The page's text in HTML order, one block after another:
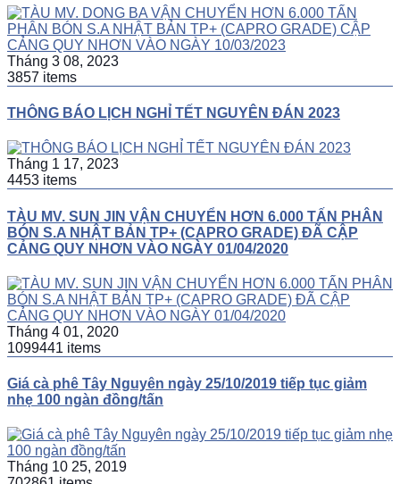
Tháng 3 08, 2023
3857 items
THÔNG BÁO LỊCH NGHỈ TẾT NGUYÊN ĐÁN 2023
Tháng 1 17, 2023
4453 items
TÀU MV. SUN JIN VẬN CHUYỂN HƠN 6.000 TẤN PHÂN
BÓN S.A NHẬT BẢN TP+ (CAPRO GRADE) ĐÃ CẬP
CẢNG QUY NHƠN VÀO NGÀY 01/04/2020
Tháng 4 01, 2020
1099441 items
Giá cà phê Tây Nguyên ngày 25/10/2019 tiếp tục giảm
nhẹ 100 ngàn đồng/tấn
Tháng 10 25, 2019